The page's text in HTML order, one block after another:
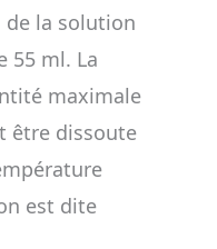
de la solution
55 ml. La
maximale
être dissoute
est dite